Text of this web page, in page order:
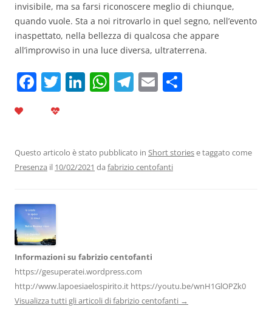
invisibile, ma sa farsi riconoscere meglio di chiunque,
quando vuole. Sta a noi ritrovarlo in quel segno, nell’evento
inaspettato, nella bellezza di qualcosa che appare
all’improvviso in una luce diversa, ultraterrena.
F
b
o
o
k
T Li
dI
n
W
A
p
T
a
m
E
vi
Questo articolo è stato pubblicato in Short storiese taggato come
Presenza il 10/02/2021 da fabrizio centofanti
Informazioni su fabrizio centofanti
https://gesuperatei.wordpress.com
http://www.lapoesiaelospirito.it https://youtu.be/wnH1GlOPZk0
Visualizza tutti gli articoli di fabrizio centofanti →